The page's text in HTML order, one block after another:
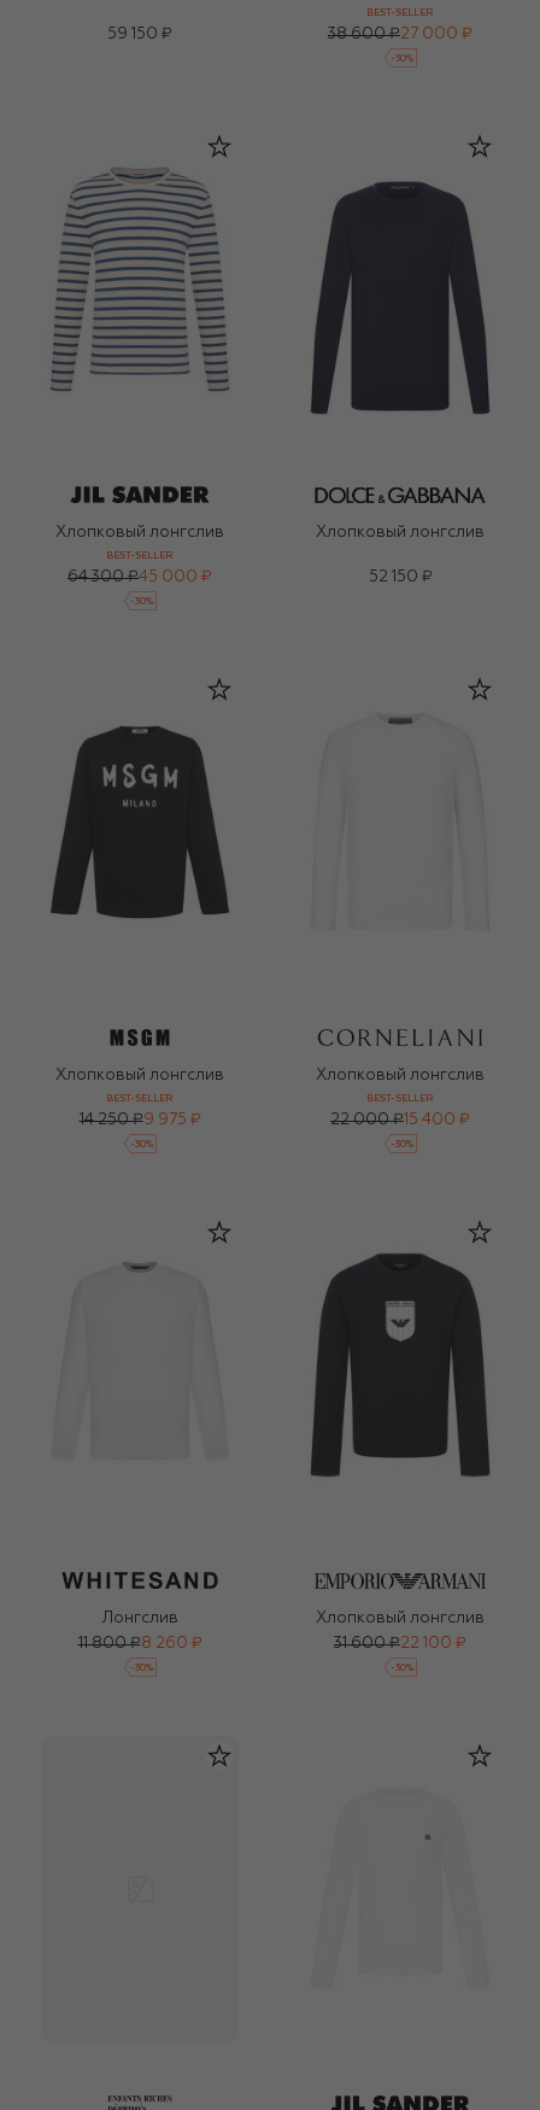
59 150 ₽
BEST-SELLER
38 600 ₽27 000 ₽
-30%
Хлопковый лонгслив
BEST-SELLER
64 300 ₽45 000 ₽
-30%
Хлопковый лонгслив
52 150 ₽
Хлопковый лонгслив
BEST-SELLER
14 250 ₽9 975 ₽
-30%
Хлопковый лонгслив
BEST-SELLER
22 000 ₽ 15 400 ₽
-30%
Лонгслив
11 800 ₽8 260 ₽
-30%
Хлопковый лонгслив
31 600 ₽22 100 ₽
-30%